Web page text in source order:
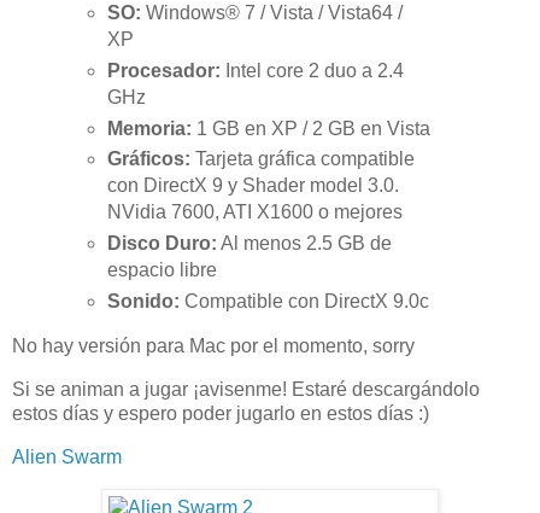
SO: Windows® 7 / Vista / Vista64 /
XP
Procesador: Intel core 2 duo a 2.4
GHz
Memoria: 1 GB en XP / 2 GB en Vista
Gráficos: Tarjeta gráfica compatible
con DirectX 9 y Shader model 3.0.
NVidia 7600, ATI X1600 o mejores
Disco Duro: Al menos 2.5 GB de
espacio libre
Sonido: Compatible con DirectX 9.0c
No hay versión para Mac por el momento, sorry
Si se animan a jugar ¡avisenme! Estaré descargándolo
estos días y espero poder jugarlo en estos días :)
Alien Swarm